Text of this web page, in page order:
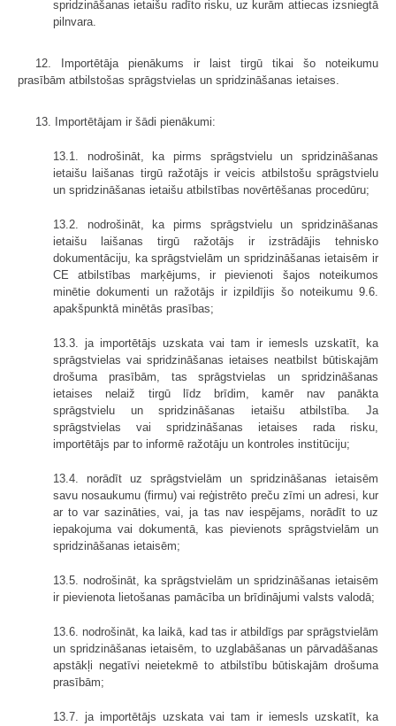
spridzināšanas ietaišu radīto risku, uz kurām attiecas izsniegtā
pilnvara.
12. Importētāja pienākums ir laist tirgū tikai šo noteikumu
prasībām atbilstošas sprāgstvielas un spridzināšanas ietaises.
13. Importētājam ir šādi pienākumi:
13.1. nodrošināt, ka pirms sprāgstvielu un spridzināšanas
ietaišu laišanas tirgū ražotājs ir veicis atbilstošu sprāgstvielu
un spridzināšanas ietaišu atbilstības novērtēšanas procedūru;
13.2. nodrošināt, ka pirms sprāgstvielu un spridzināšanas
ietaišu laišanas tirgū ražotājs ir izstrādājis tehnisko
dokumentāciju, ka sprāgstvielām un spridzināšanas ietaisēm ir
CE atbilstības marķējums, ir pievienoti šajos noteikumos
minētie dokumenti un ražotājs ir izpildījis šo noteikumu 9.6.
apakšpunktā minētās prasības;
13.3. ja importētājs uzskata vai tam ir iemesls uzskatīt, ka
sprāgstvielas vai spridzināšanas ietaises neatbilst būtiskajām
drošuma prasībām, tas sprāgstvielas un spridzināšanas
ietaises nelaiž tirgū līdz brīdim, kamēr nav panākta
sprāgstvielu un spridzināšanas ietaišu atbilstība. Ja
sprāgstvielas vai spridzināšanas ietaises rada risku,
importētājs par to informē ražotāju un kontroles institūciju;
13.4. norādīt uz sprāgstvielām un spridzināšanas ietaisēm
savu nosaukumu (firmu) vai reģistrēto preču zīmi un adresi, kur
ar to var sazināties, vai, ja tas nav iespējams, norādīt to uz
iepakojuma vai dokumentā, kas pievienots sprāgstvielām un
spridzināšanas ietaisēm;
13.5. nodrošināt, ka sprāgstvielām un spridzināšanas ietaisēm
ir pievienota lietošanas pamācība un brīdinājumi valsts valodā;
13.6. nodrošināt, ka laikā, kad tas ir atbildīgs par sprāgstvielām
un spridzināšanas ietaisēm, to uzglabāšanas un pārvadāšanas
apstākļi negatīvi neietekmē to atbilstību būtiskajām drošuma
prasībām;
13.7. ja importētājs uzskata vai tam ir iemesls uzskatīt, ka